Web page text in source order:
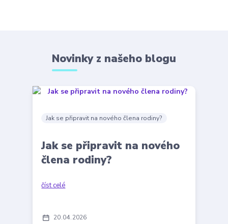
Novinky z našeho blogu
20 04 2026
Jak se připravit na nového člena rodiny?
Jak se připravit na nového
člena rodiny?
číst celé